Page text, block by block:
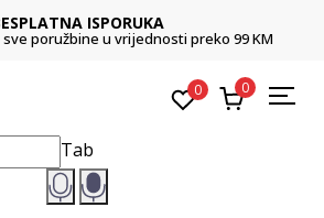
ISPORUKA
poružbine u vrijednosti preko 99 KM
0 0
Tab